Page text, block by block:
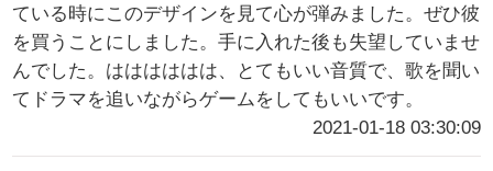
ている時にこのデザインを見て心が弾みました。ぜひ彼
を買うことにしました。手に入れた後も失望していませ
んでした。はははははは、とてもいい音質で、歌を聞い
てドラマを追いながらゲームをしてもいいです。
2021-01-18 03:30:09